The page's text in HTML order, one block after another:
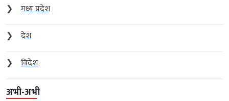
❯
मध्य प्रदेश
❯
देश
❯
विदेश
अभी-अभी